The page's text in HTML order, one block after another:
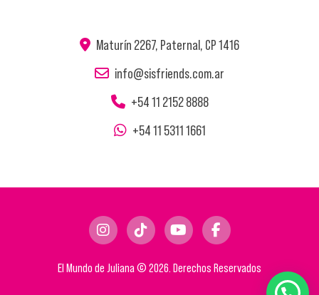
Maturín 2267, Paternal, CP 1416
info@sisfriends.com.ar
+54 11 2152 8888
+54 11 5311 1661
El Mundo de Juliana © 2026. Derechos Reservados